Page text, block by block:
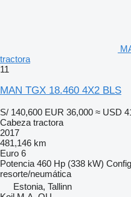
tractora
11
MAN TGX 18.460 4X2 BLS
S/ 140,600 EUR 36,000 ≈ USD
Cabeza tractora
2017
481,146 km
Euro 6
Potencia 460 Hp (338 kW)
resorte/neumática
Estonia, Tallinn